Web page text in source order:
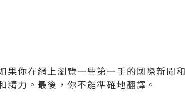
你在網上瀏覽一些第一手的國際新聞和
力。最後，你不能準確地翻譯。